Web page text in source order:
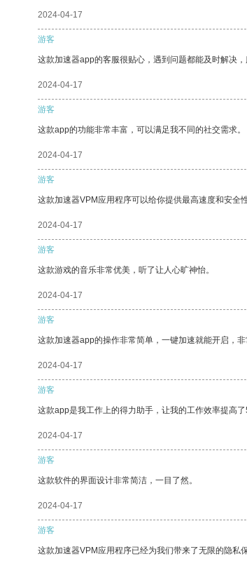
2024-04-17
游客
这款加速器app的客服很贴心，遇到问题都能及时解决，
2024-04-17
游客
这款app的功能非常丰富，可以满足我不同的社交需求。
2024-04-17
游客
这款加速器VPM应用程序可以给你提供最高速度和安全
2024-04-17
游客
这款游戏的音乐非常优美，听了让人心旷神怡。
2024-04-17
游客
这款加速器app的操作非常简单，一键加速就能开启，非
2024-04-17
游客
这款app是我工作上的得力助手，让我的工作效率提高
2024-04-17
游客
这款软件的界面设计非常简洁，一目了然。
2024-04-17
游客
这款加速器VPM应用程序已经为我们带来了无限的隐私